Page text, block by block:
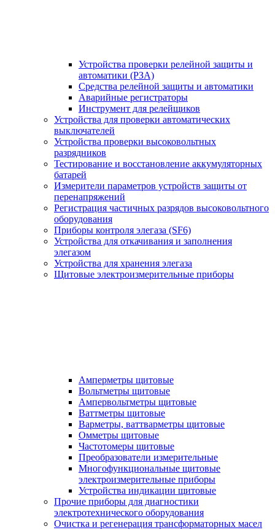
Устройства проверки релейной защиты и
автоматики (РЗА)
Средства релейной защиты и автоматики
Аварийные регистраторы
Инструмент для релейщиков
Устройства для проверки автоматических
выключателей
Устройства проверки высоковольтных
разрядников
Тестирование и восстановление аккумуляторных
батарей
Измерители параметров устройств защиты от
перенапряжений
Регистрация частичных разрядов высоковольтного
оборудования
Приборы контроля элегаза (SF6)
Устройства для откачивания и заполнения
элегазом
Устройства для хранения элегаза
Щитовые электроизмерительные приборы
Амперметры щитовые
Вольтметры щитовые
Ампервольтметры щитовые
Ваттметры щитовые
Варметры, ваттварметры щитовые
Омметры щитовые
Частотомеры щитовые
Преобразователи измерительные
Многофункциональные щитовые
электроизмерительные приборы
Устройства индикации щитовые
Прочие приборы для диагностики
электротехнического оборудования
Очистка и регенерация трансформаторных масел